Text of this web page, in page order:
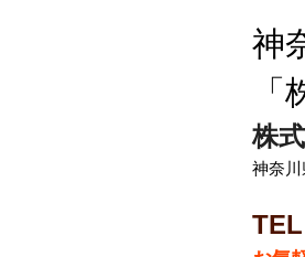
神
株
神奈